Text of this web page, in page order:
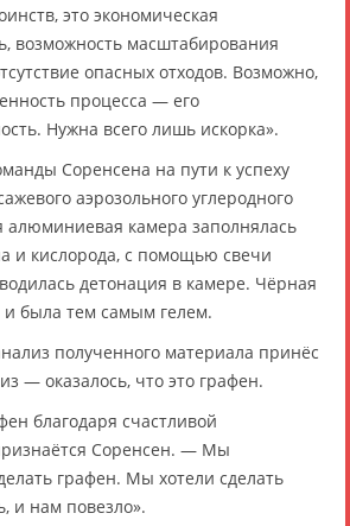
это экономическая
возможность масштабирования
опасных отходов. Возможно,
процесса — его
Нужна всего лишь искорка».
Соренсена на пути к успеху
аэрозольного углеродного
алюминиевая камера заполнялась
и кислорода, с помощью свечи
детонация в камере. Чёрная
и была тем самым гелем.
полученного материала принёс
— оказалось, что это графен.
благодаря счастливой
Соренсен. — Мы
графен. Мы хотели сделать
и нам повезло».